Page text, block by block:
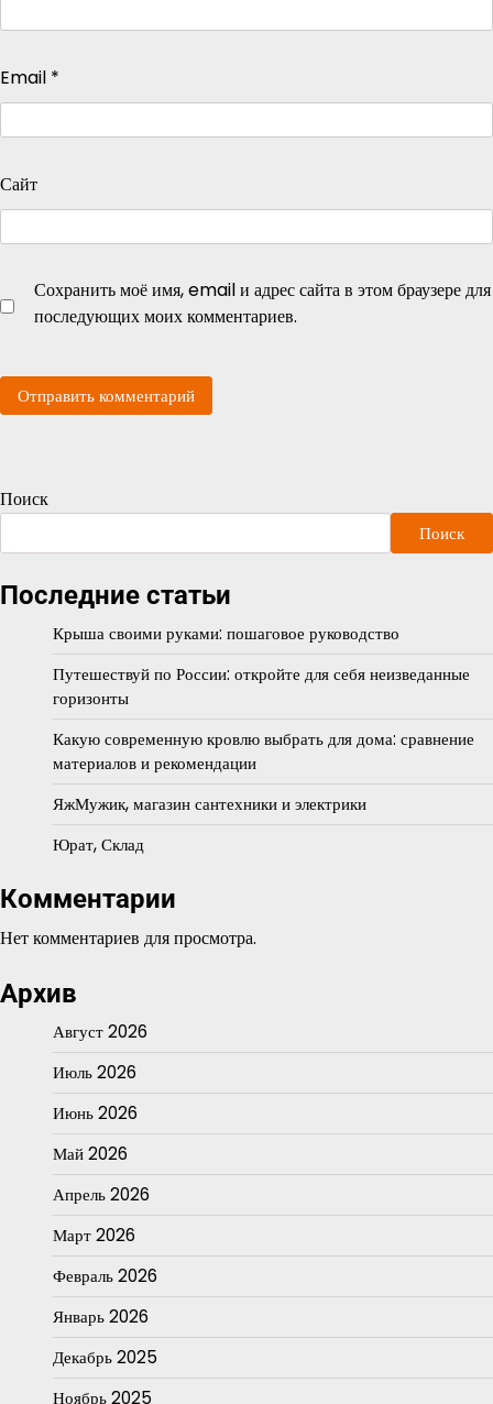
Email *
Сайт
Сохранить моё имя, email и адрес сайта в этом браузере для
последующих моих комментариев.
Поиск
Поиск
Последние статьи
Крыша своими руками: пошаговое руководство
Путешествуй по России: откройте для себя неизведанные
горизонты
Какую современную кровлю выбрать для дома: сравнение
материалов и рекомендации
ЯжМужик, магазин сантехники и электрики
Юрат, Склад
Комментарии
Нет комментариев для просмотра.
Архив
Август 2026
Июль 2026
Июнь 2026
Май 2026
Апрель 2026
Март 2026
Февраль 2026
Январь 2026
Декабрь 2025
Ноябрь 2025